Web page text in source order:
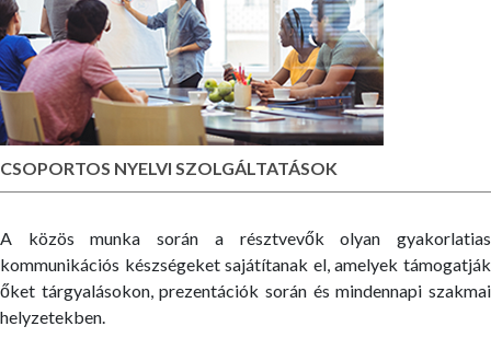
CSOPORTOS NYELVI SZOLGÁLTATÁSOK
A közös munka során a résztvevők olyan gyakorlatias
kommunikációs készségeket sajátítanak el, amelyek támogatják
őket tárgyalásokon, prezentációk során és mindennapi szakmai
helyzetekben.